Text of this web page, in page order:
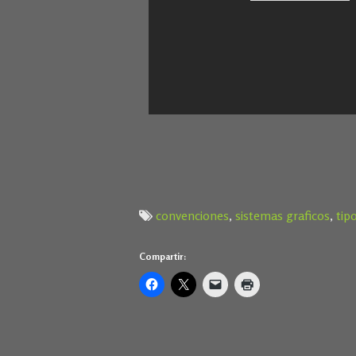
convenciones, sistemas graficos,
Compartir: